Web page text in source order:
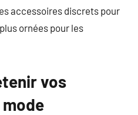
accessoires discrets pour
ornées pour les
vos